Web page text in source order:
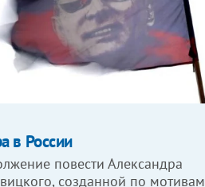
в России
повести Александра
созданной по мотивам